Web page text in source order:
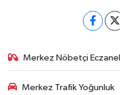
Merkez Nöbetçi
Merkez Trafik Yoğunluk